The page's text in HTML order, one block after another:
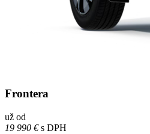
Frontera
už od
19 990 €s DPH